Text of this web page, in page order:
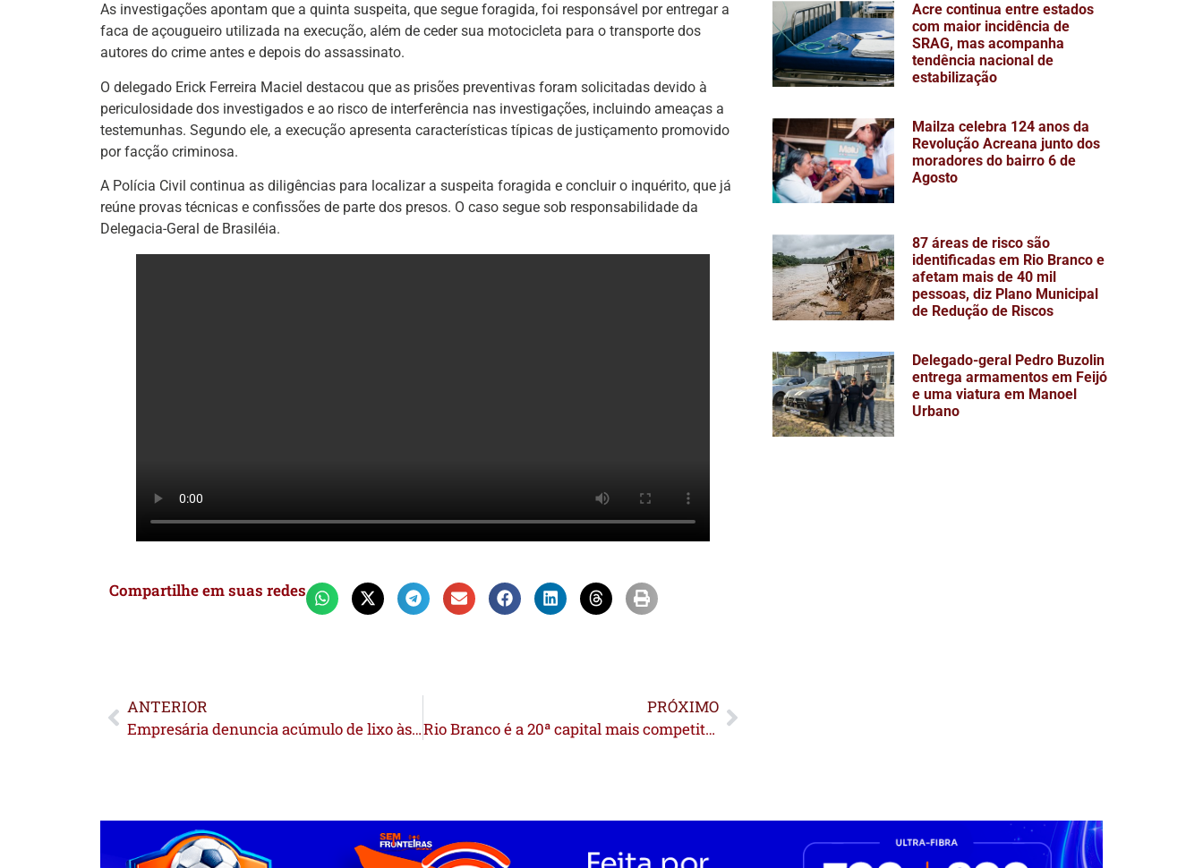
As investigações apontam que a quinta suspeita, que segue foragida, foi responsável por entregar a
faca de açougueiro utilizada na execução, além de ceder sua motocicleta para o transporte dos
autores do crime antes e depois do assassinato.
O delegado Erick Ferreira Maciel destacou que as prisões preventivas foram solicitadas devido à
periculosidade dos investigados e ao risco de interferência nas investigações, incluindo ameaças a
testemunhas. Segundo ele, a execução apresenta características típicas de justiçamento promovido
por facção criminosa.
A Polícia Civil continua as diligências para localizar a suspeita foragida e concluir o inquérito, que já
reúne provas técnicas e confissões de parte dos presos. O caso segue sob responsabilidade da
Delegacia-Geral de Brasiléia.
Compartilhe em suas redes
ANTERIOR
Empresária denuncia acúmulo de lixo às margens do Rio Acre, na região da Gameleira: “A população não ajuda”
PRÓXIMO
Rio Branco é a 20ª capital mais competitiva do país e a 3ª na Região Norte, diz levantamento
Acre continua entre estados
com maior incidência de
SRAG, mas acompanha
tendência nacional de
estabilização
Mailza celebra 124 anos da
Revolução Acreana junto dos
moradores do bairro 6 de
Agosto
87 áreas de risco são
identificadas em Rio Branco e
afetam mais de 40 mil
pessoas, diz Plano Municipal
de Redução de Riscos
Delegado-geral Pedro Buzolin
entrega armamentos em Feijó
e uma viatura em Manoel
Urbano